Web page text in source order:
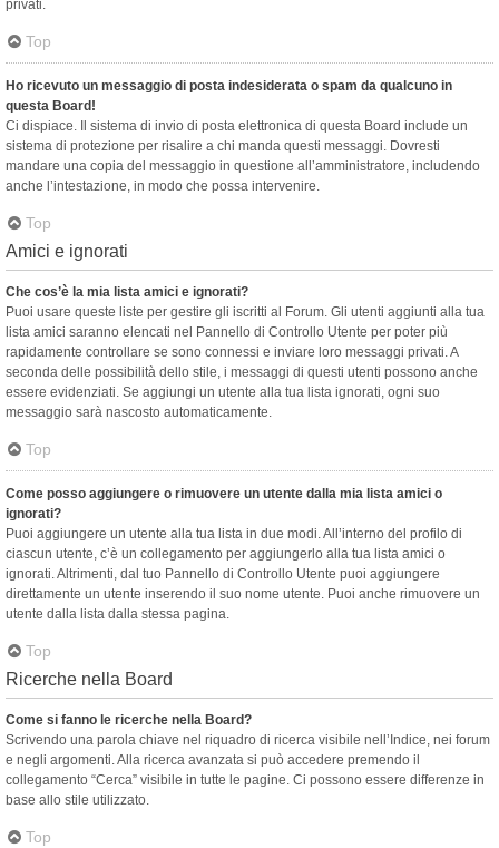
privati​​.
Top
Ho ricevuto un messaggio di posta indesiderata o spam da qualcuno in
questa Board!
Ci dispiace. Il sistema di invio di posta elettronica di questa Board include un
sistema di protezione per risalire a chi manda questi messaggi. Dovresti
mandare una copia del messaggio in questione all’amministratore, includendo
anche l’intestazione, in modo che possa intervenire.
Top
Amici e ignorati
Che cos’è la mia lista amici e ignorati?
Puoi usare queste liste per gestire gli iscritti al Forum. Gli utenti aggiunti alla tua
lista amici saranno elencati nel Pannello di Controllo Utente per poter più
rapidamente controllare se sono connessi e inviare loro messaggi privati. A
seconda delle possibilità dello stile, i messaggi di questi utenti possono anche
essere evidenziati. Se aggiungi un utente alla tua lista ignorati, ogni suo
messaggio sarà nascosto automaticamente.
Top
Come posso aggiungere o rimuovere un utente dalla mia lista amici o
ignorati?
Puoi aggiungere un utente alla tua lista in due modi. All’interno del profilo di
ciascun utente, c’è un collegamento per aggiungerlo alla tua lista amici o
ignorati. Altrimenti, dal tuo Pannello di Controllo Utente puoi aggiungere
direttamente un utente inserendo il suo nome utente. Puoi anche rimuovere un
utente dalla lista dalla stessa pagina.
Top
Ricerche nella Board
Come si fanno le ricerche nella Board?
Scrivendo una parola chiave nel riquadro di ricerca visibile nell’Indice, nei forum
e negli argomenti. Alla ricerca avanzata si può accedere premendo il
collegamento “Cerca” visibile in tutte le pagine. Ci possono essere differenze in
base allo stile utilizzato.
Top